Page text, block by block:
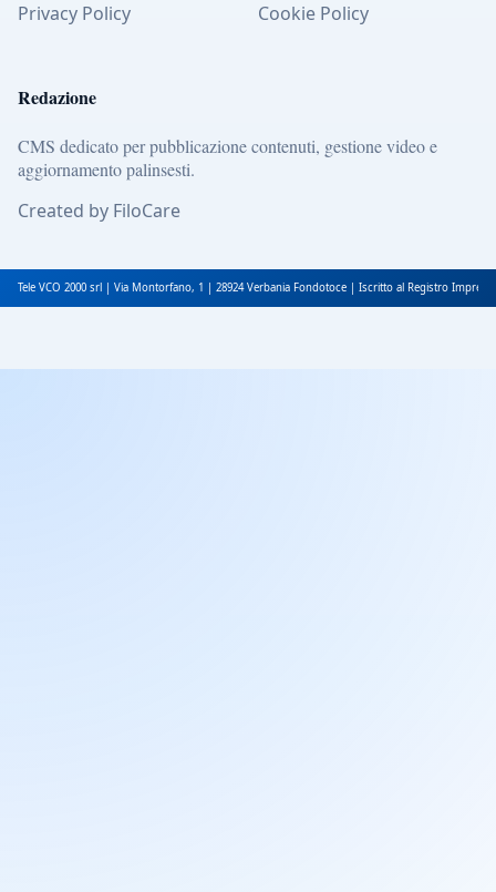
Privacy Policy
Cookie Policy
Redazione
CMS dedicato per pubblicazione contenuti, gestione video e
aggiornamento palinsesti.
Created by FiloCare
Tele VCO 2000 srl | Via Montorfano, 1 | 28924 Verbania Fondotoce | Iscritto al Registro Imprese